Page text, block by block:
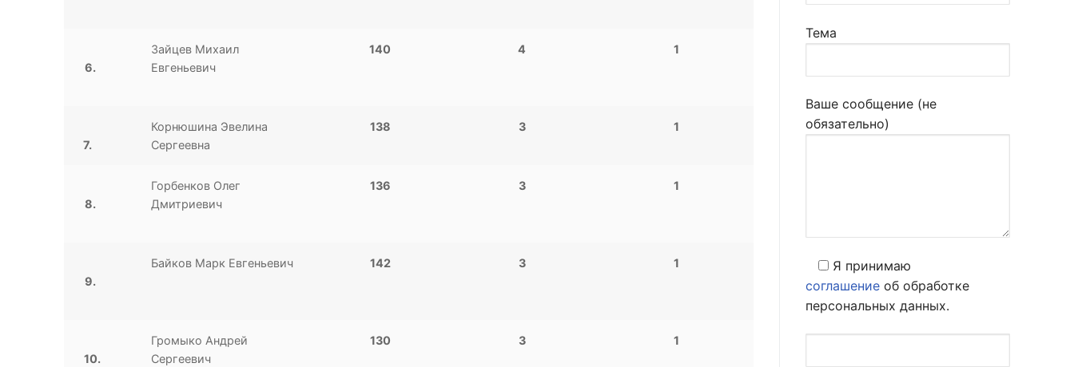
6.
Зайцев Михаил
Евгеньевич
140 4 1
7.
Корнюшина Эвелина
Сергеевна
138 3 1
8.
Горбенков Олег
Дмитриевич
136 3 1
9.
Байков Марк Евгеньевич 142 3 1
10.
Громыко Андрей
Сергеевич
130 3 1
Тема
Ваше сообщение (не
обязательно)
Я принимаю
соглашение об обработке
персональных данных.